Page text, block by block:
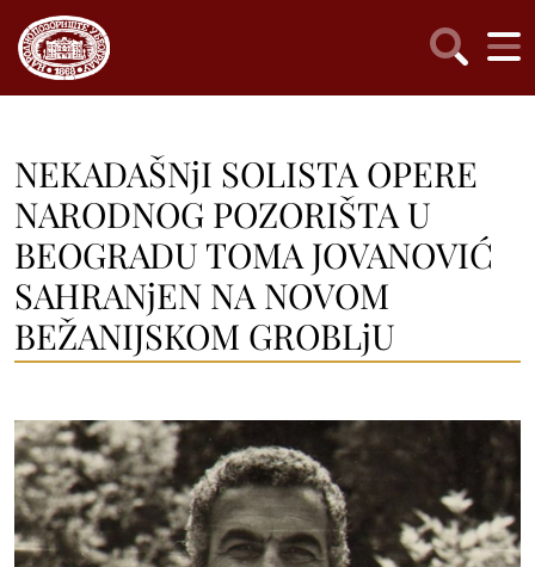
NEKADAŠNjI SOLISTA OPERE
NARODNOG POZORIŠTA U
BEOGRADU TOMA JOVANOVIĆ
SAHRANjEN NA NOVOM
BEŽANIJSKOM GROBLjU